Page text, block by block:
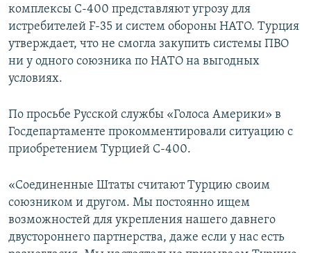
комплексы С-400 представляют угрозу для
истребителей F-35 и систем обороны НАТО. Турция
утверждает, что не смогла закупить системы ПВО
ни у одного союзника по НАТО на выгодных
условиях.
По просьбе Русской службы «Голоса Америки» в
Госдепартаменте прокомментировали ситуацию с
приобретением Турцией С-400.
«Соединенные Штаты считают Турцию своим
союзником и другом. Мы постоянно ищем
возможностей для укрепления нашего давнего
двустороннего партнерства, даже если у нас есть